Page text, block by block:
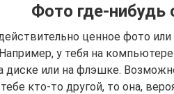
Фото где-нибудь
ценное фото или
у тебя на
диске или на флэшке.
кто-то другой, то она,